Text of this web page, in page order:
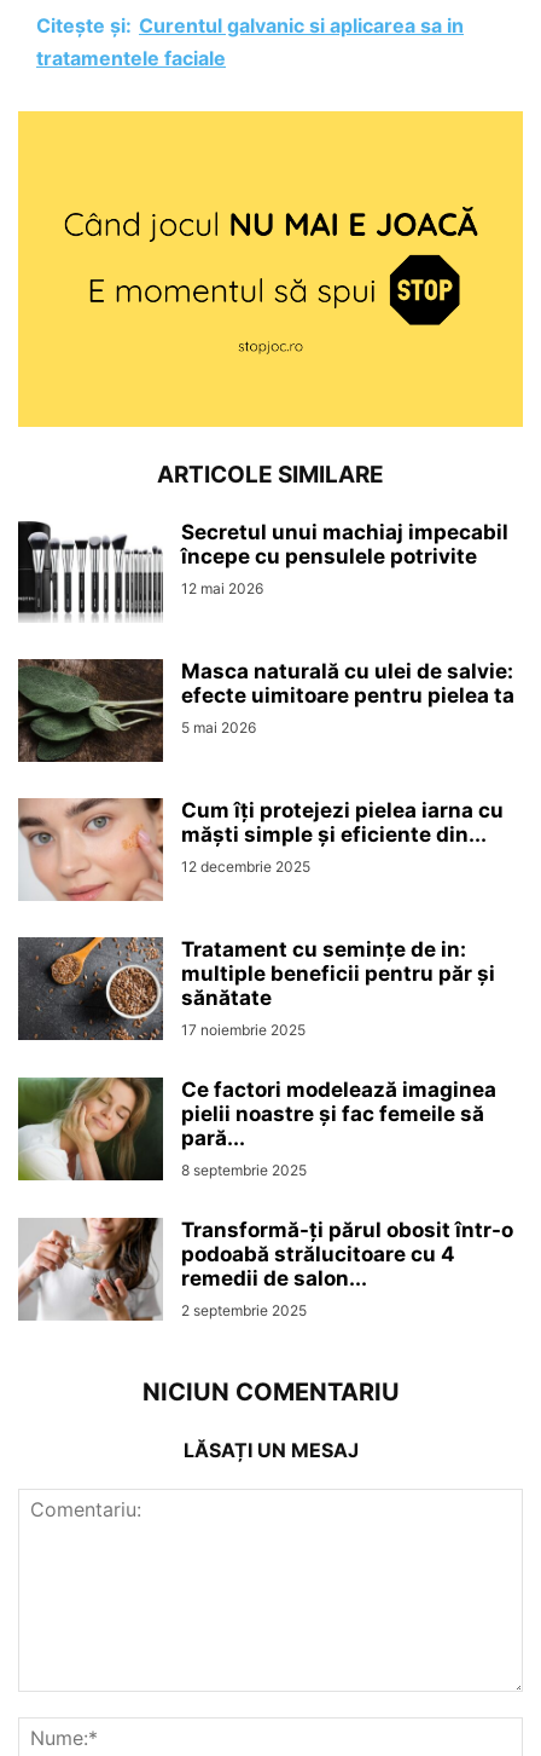
Citește și: Curentul galvanic si aplicarea sa in
tratamentele faciale
ARTICOLE SIMILARE
Secretul unui machiaj impecabil
începe cu pensulele potrivite
12 mai 2026
Masca naturală cu ulei de salvie:
efecte uimitoare pentru pielea ta
5 mai 2026
Cum îți protejezi pielea iarna cu
măști simple și eficiente din...
12 decembrie 2025
Tratament cu semințe de in:
multiple beneficii pentru păr și
sănătate
17 noiembrie 2025
Ce factori modelează imaginea
pielii noastre și fac femeile să
pară...
8 septembrie 2025
Transformă-ți părul obosit într-o
podoabă strălucitoare cu 4
remedii de salon...
2 septembrie 2025
NICIUN COMENTARIU
LĂSAȚI UN MESAJ